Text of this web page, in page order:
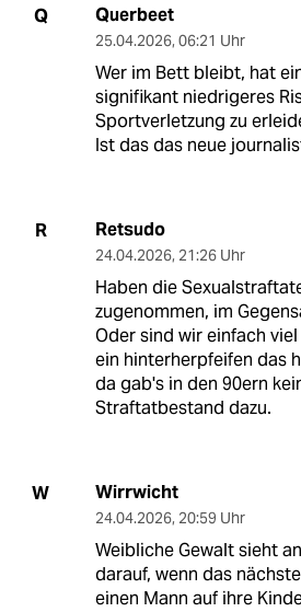
Q Querbeet
25.04.2026, 06:21 Uhr
Wer im Bett bleibt, hat
signifikant niedrigeres
Sportverletzung zu
Ist das das neue
R Retsudo
24.04.2026, 21:26 Uhr
Haben die
zugenommen, im
Oder sind wir einfach
ein hinterherpfeifen das
da gab's in den 90ern
Straftatbestand dazu.
W Wirrwicht
24.04.2026, 20:59 Uhr
Weibliche Gewalt sieht
darauf, wenn das
einen Mann auf ihre